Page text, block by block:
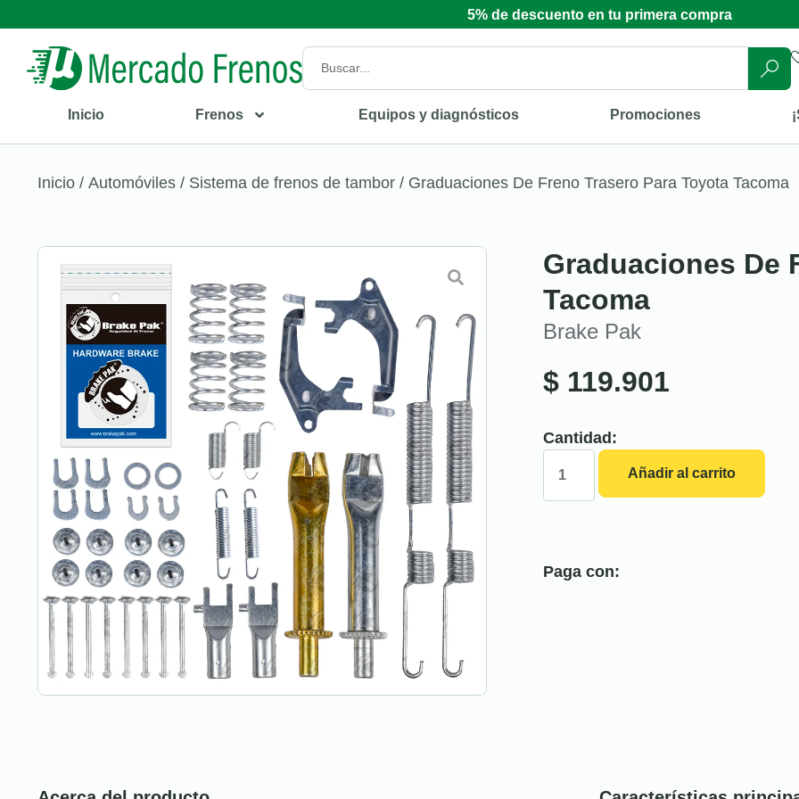
5% de descuento en tu primera compra
Inicio Frenos Equipos y diagnósticos Promociones
Inicio / Automóviles / Sistema de frenos de tambor / Graduaciones De Freno Trasero Para Toyota Tacoma
Graduaciones De
Tacoma
Brake Pak
$ 119.901
Cantidad:
Añadir al carrito
Paga con: